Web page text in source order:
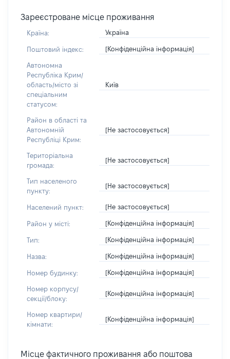
Зареєстроване місце проживання
Країна: Україна
Поштовий індекс: [Конфіденційна інформація]
Автономна
Республіка Крим/
область/місто зі
спеціальним
статусом:
Київ
Район в області та
Автономній
Республіці Крим:
[Не застосовується]
Територіальна
громада:
[Не застосовується]
Тип населеного
пункту:
[Не застосовується]
Населений пункт: [Не застосовується]
Район у місті: [Конфіденційна інформація]
Тип: [Конфіденційна інформація]
Назва: [Конфіденційна інформація]
Номер будинку: [Конфіденційна інформація]
Номер корпусу/
секції/блоку:
[Конфіденційна інформація]
Номер квартири/
кімнати:
[Конфіденційна інформація]
Місце фактичного проживання або поштова